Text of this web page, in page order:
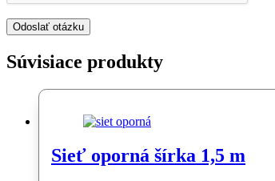
Súvisiace produkty
Sieť oporná šírka 1,5 m